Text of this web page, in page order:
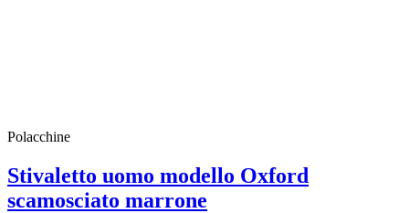
Polacchine
Stivaletto uomo modello Oxford
scamosciato marrone